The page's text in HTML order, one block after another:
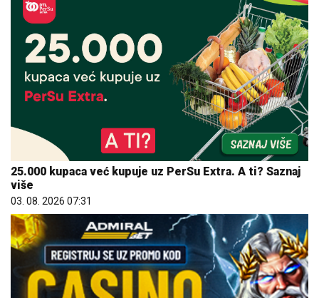
25.000 kupaca već kupuje uz PerSu Extra. A ti? Saznaj
više
03. 08. 2026 07:31